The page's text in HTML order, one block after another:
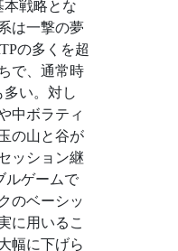
本戦略とな
は一撃の夢
の多くを超
で、通常時
い。対し
中ボラティ
の山と谷が
ッション継
ルゲームで
のベーシッ
に用いるこ
幅に下げら